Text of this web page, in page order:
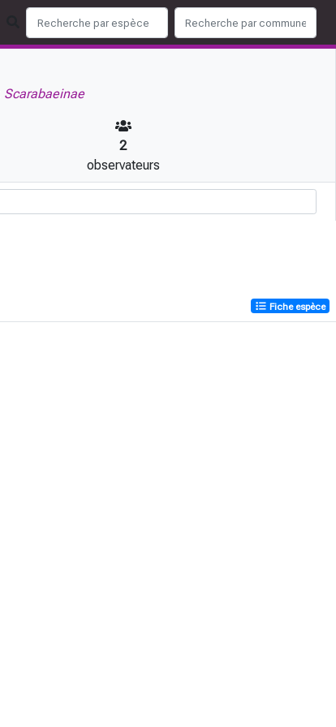
Scarabaeinae
2
observateurs
Fiche espèce